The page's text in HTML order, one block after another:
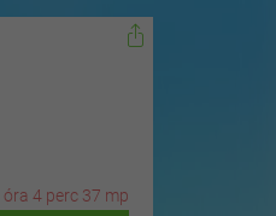
óra 4 perc 35 mp